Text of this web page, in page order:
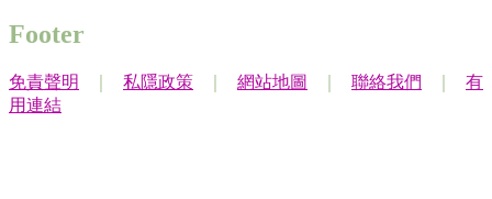
Footer
免責聲明 私隱政策 網站地圖 聯絡我們
有
用連結